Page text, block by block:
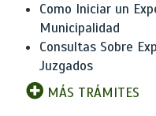
Como Iniciar un
Municipalidad
Consultas Sobre
Juzgados
MÁS TRÁMITES